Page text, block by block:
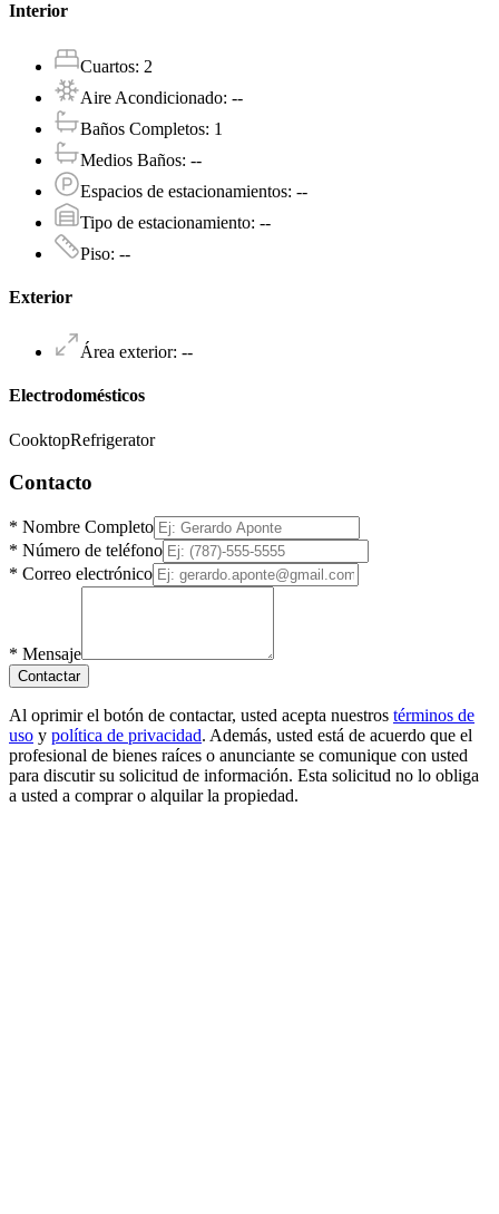
Interior
Cuartos: 2
Aire Acondicionado: --
Baños Completos: 1
Medios Baños: --
Espacios de estacionamientos: --
Tipo de estacionamiento: --
Piso: --
Exterior
Área exterior: --
Electrodomésticos
CooktopRefrigerator
Contacto
* Nombre Completo
* Número de teléfono
* Correo electrónico
* Mensaje
Contactar
Al oprimir el botón de contactar, usted acepta nuestros términos de
uso y política de privacidad. Además, usted está de acuerdo que el
profesional de bienes raíces o anunciante se comunique con usted
para discutir su solicitud de información. Esta solicitud no lo obliga
a usted a comprar o alquilar la propiedad.